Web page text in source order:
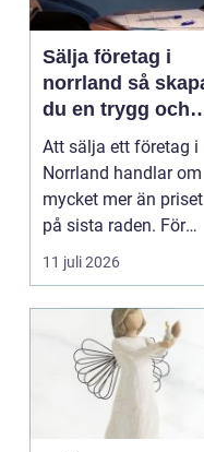
Sälja företag i
norrland så skapar
du en trygg och
lönsam affär
Att sälja ett företag i
Norrland handlar om
mycket mer än priset
på sista raden. För
många entrepren...
11 juli 2026